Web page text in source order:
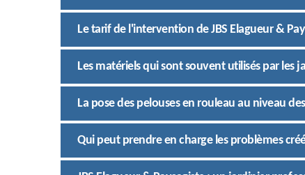
Le tarif de l'intervention de JBS Elagueur &
Les matériels qui sont souvent utilisés par les
La pose des pelouses en rouleau au niveau
Qui peut prendre en charge les problèmes